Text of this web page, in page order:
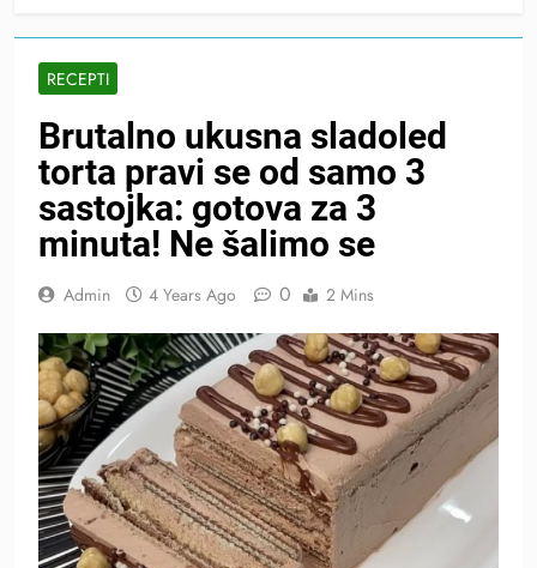
RECEPTI
Brutalno ukusna sladoled
torta pravi se od samo 3
sastojka: gotova za 3
minuta! Ne šalimo se
Admin 4 Years Ago 0 2 Mins